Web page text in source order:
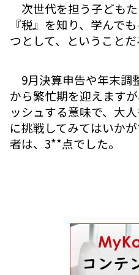
次世代を担う子ども
『税』を知り、学んで
つとして、ということだ
9月決算申告や年末調
から繁忙期を迎えます
ッシュする意味で、大
に挑戦してみてはいか
者は、3**点でした。